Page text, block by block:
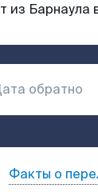
из Барнаула
Факты о